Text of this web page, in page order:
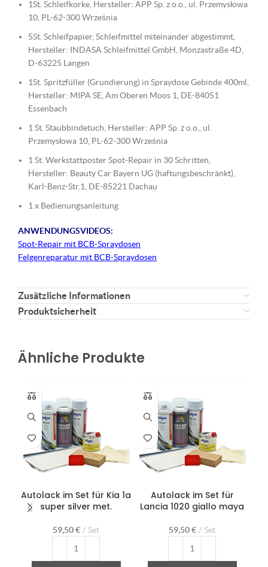
1St. Schleifkorke, Hersteller: APP Sp. z o.o., ul. Przemysłowa
10, PL-62-300 Września
5St. Schleifpapier, Schleifmittel miteinander abgestimmt,
Hersteller: INDASA Schleifmittel GmbH, Monzastraße 4D,
D-63225 Langen
1St. Spritzfüller (Grundierung) in Spraydose Gebinde 400ml,
Hersteller: MIPA SE, Am Oberen Moos 1, DE-84051
Essenbach
1 St. Staubbindetuch, Hersteller: APP Sp. z o.o., ul.
Przemysłowa 10, PL-62-300 Września
1 St. Werkstattposter Spot-Repair in 30 Schritten,
Hersteller: Beauty Car Bayern UG (haftungsbeschränkt),
Karl-Benz-Str.1, DE-85221 Dachau
1 x Bedienungsanleitung
ANWENDUNGSVIDEOS:
Spot-Repair mit BCB-Spraydosen
Felgenreparatur mit BCB-Spraydosen
Zusätzliche Informationen
Produktsicherheit
Ähnliche Produkte
Autolack im Set für Kia 1a
super silver met.
59,50€ Set
Autolack im Set für
Lancia 1020 giallo maya
59,50€ Set